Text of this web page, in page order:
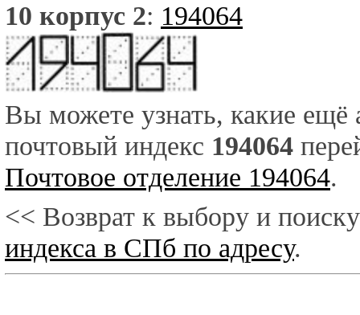
10 корпус 2: 194064
Вы можете узнать, какие ещё
почтовый индекс 194064
Почтовое отделение 194064.
<< Возврат к выбору и
индекса в СПб по адресу.